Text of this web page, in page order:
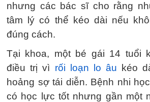
nhưng các bác sĩ cho rằng
tâm lý có thể kéo dài nếu
đúng cách.
Tại khoa, một bé gái 14 tuổi
điều trị vì rối loạn lo âu kéo
hoảng sợ tái diễn. Bệnh nhi
có học lực tốt nhưng gần một